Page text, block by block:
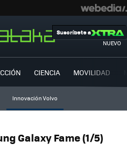
NUEVO
Suscríbete a
CIENCIA MOVILIDAD
Innovación Volvo
Galaxy Fame (1/5)